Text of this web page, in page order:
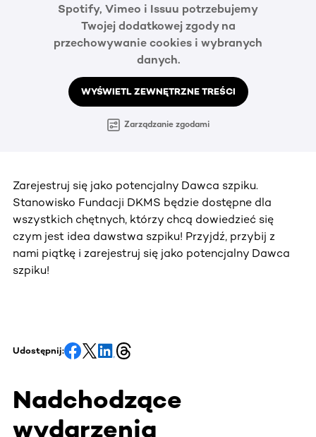
Spotify, Vimeo i Issuu potrzebujemy
Twojej dodatkowej zgody na
przechowywanie cookies i wybranych
danych.
WYŚWIETL ZEWNĘTRZNE TREŚCI
Zarządzanie zgodami
Zarejestruj się jako potencjalny Dawca szpiku.
Stanowisko Fundacji DKMS będzie dostępne dla
wszystkich chętnych, którzy chcą dowiedzieć się
czym jest idea dawstwa szpiku! Przyjdź, przybij z
nami piątkę i zarejestruj się jako potencjalny Dawca
szpiku!
Udostępnij:
Nadchodzące
wydarzenia